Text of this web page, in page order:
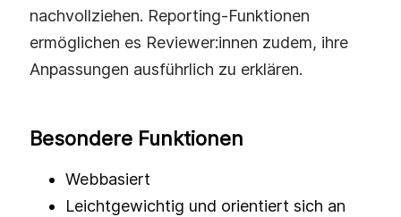
nachvollziehen. Reporting-Funktionen
ermöglichen es Reviewer:innen zudem, ihre
Anpassungen ausführlich zu erklären.
Besondere Funktionen
Webbasiert
Leichtgewichtig und orientiert sich an